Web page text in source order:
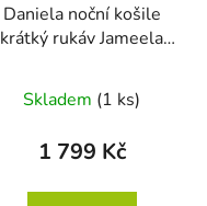
Daniela noční košile
krátký rukáv Jameela
Skladem (1 ks)
1 799 Kč